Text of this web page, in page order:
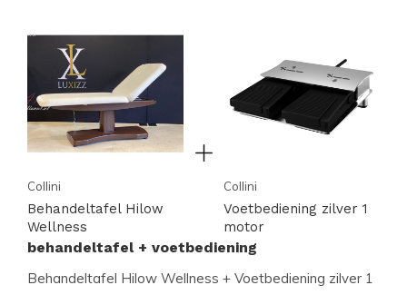
Collini
Behandeltafel Hilow
Wellness
Collini
Voetbediening zilver 1
motor
behandeltafel + voetbediening
Behandeltafel Hilow Wellness + Voetbediening zilver 1